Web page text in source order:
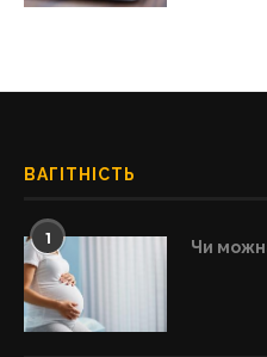
ВАГІТНІСТЬ
1 Чи